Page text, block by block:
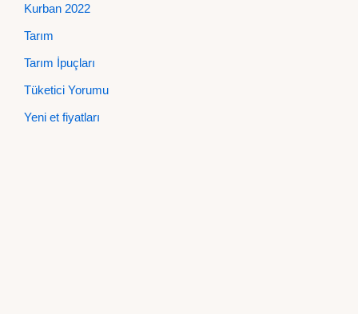
Kurban 2022
Tarım
Tarım İpuçları
Tüketici Yorumu
Yeni et fiyatları